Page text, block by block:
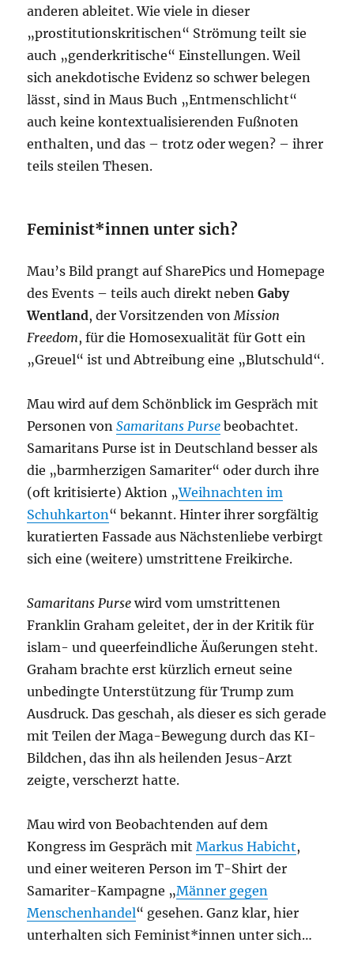
anderen ableitet. Wie viele in dieser
„prostitutionskritischen“ Strömung teilt sie
auch „genderkritische“ Einstellungen. Weil
sich anekdotische Evidenz so schwer belegen
lässt, sind in Maus Buch „Entmenschlicht“
auch keine kontextualisierenden Fußnoten
enthalten, und das – trotz oder wegen? – ihrer
teils steilen Thesen.
Feminist*innen unter sich?
Mau’s Bild prangt auf SharePics und Homepage
des Events – teils auch direkt nebenGaby
Wentland, der Vorsitzenden vonMission
Freedom, für die Homosexualität für Gott ein
„Greuel“ ist und Abtreibung eine „Blutschuld“.
Mau wird auf dem Schönblick im Gespräch mit
Personen vonSamaritans Purse beobachtet.
Samaritans Purse ist in Deutschland besser als
die „barmherzigen Samariter“ oder durch ihre
(oft kritisierte) Aktion „Weihnachten im
Schuhkarton“ bekannt. Hinter ihrer sorgfältig
kuratierten Fassade aus Nächstenliebe verbirgt
sich eine (weitere) umstrittene Freikirche.
Samaritans Purse wird vom umstrittenen
Franklin Graham geleitet, der in der Kritik für
islam- und queerfeindliche Äußerungen steht.
Graham brachte erst kürzlich erneut seine
unbedingte Unterstützung für Trump zum
Ausdruck. Das geschah, als dieser es sich gerade
mit Teilen der Maga-Bewegung durch das KI-
Bildchen, das ihn als heilenden Jesus-Arzt
zeigte, verscherzt hatte.
Mau wird von Beobachtenden auf dem
Kongress im Gespräch mitMarkus Habicht,
und einer weiteren Person im T-Shirt der
Samariter-Kampagne „Männer gegen
Menschenhandel“ gesehen. Ganz klar, hier
unterhalten sich Feminist*innen unter sich…